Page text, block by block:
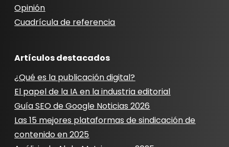
Opinión
Cuadrícula de referencia
Artículos destacados
¿Qué es la publicación digital?
El papel de la IA en la industria editorial
Guía SEO de Google Noticias 2026
Las 15 mejores plataformas de sindicación de
contenido en 2025